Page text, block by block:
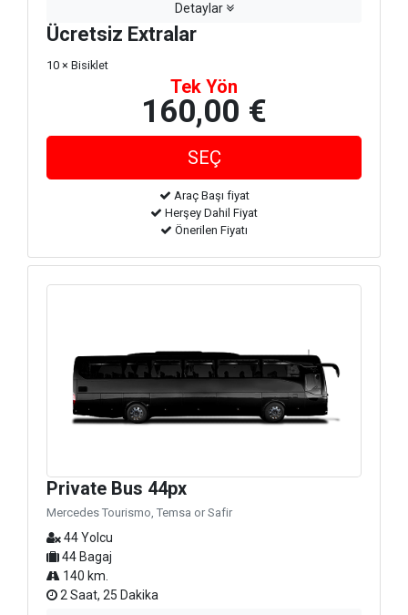
Detaylar
Ücretsiz Extralar
10 × Bisiklet
Tek Yön
160,00 €
Araç Başı fiyat
Herşey Dahil Fiyat
Önerilen Fiyatı
Private Bus 44px
Mercedes Tourismo, Temsa or Safir
44 Yolcu
44 Bagaj
140 km.
2 Saat, 25 Dakika